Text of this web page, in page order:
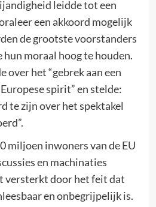
leidde tot een
een akkoord mogelijk
de grootste voorstanders
hun moraal hoog te houden.
over het “gebrek aan een
spirit” en stelde:
te zijn over het spektakel
miljoen inwoners van de EU
en machinaties
versterkt door het feit dat
en onbegrijpelijk is.